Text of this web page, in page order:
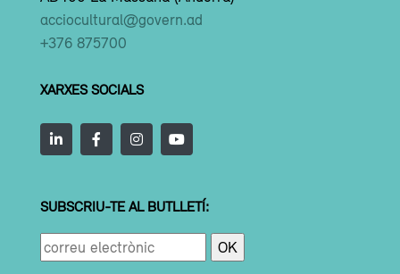
acciocultural@govern.ad
+376 875700
XARXES SOCIALS
SUBSCRIU-TE AL BUTLLETÍ: